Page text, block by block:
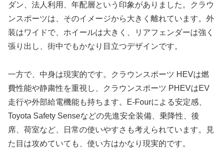
ダン、法人利用、年配層という印象がありました。クラウ
ンスポーツは、そのイメージから大きく離れています。外
装はワイドで、ホイールは大きく、リアフェンダーは強く
張り出し、街中でもかなり目立つデザインです。
一方で、中身は現実的です。クラウンスポーツ HEVは燃
費性能や静粛性を重視し、クラウンスポーツ PHEVはEV
走行や外部給電機能も持ちます。E-Fourによる安定感、
Toyota Safety Senseなどの先進安全装備、乗降性、後
席、荷室など、日常の使いやすさも考えられています。見
た目は攻めていても、使い方はかなり現実的です。